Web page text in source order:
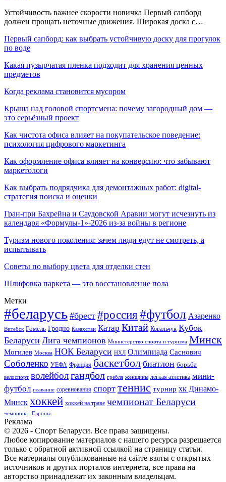
Устойчивость важнее скорости новичка Первый сапборд
должен прощать неточные движения. Широкая доска с…
Первый сапборд: как выбрать устойчивую доску для прогулок
по воде
Какая пузырчатая пленка подходит для хранения ценных
предметов
Когда реклама становится мусором
Крыша над головой спортсмена: почему загородный дом —
это серьёзный проект
Как чистота офиса влияет на покупательское поведение:
психология цифрового маркетинга
Как оформление офиса влияет на конверсию: что забывают
маркетологи
Как выбрать подрядчика для демонтажных работ: digital-
стратегия поиска и оценки
Гран-при Бахрейна и Саудовской Аравии могут исчезнуть из
календаря «Формулы-1»-2026 из-за войны в регионе
Туризм нового поколения: зачем люди едут не смотреть, а
испытывать
Советы по выбору цвета для отделки стен
Шлифовка паркета — это восстановление пола
Метки
#беларусь #брест #россия#футбол Азаренко
Витебск Гомель Гродно Казахстан Катар Китай Ковальчук Кубок
Беларуси Лига чемпионов Министерство спорта и туризма Минск
Могилев Москва НОК Беларуси НХЛ Олимпиада Саснович
Соболенко УЕФА Франция баскетбол биатлон борьба
велоспорт волейболгандбол гребля женщины легкая атлетика мини-
футбол плавание соревнования спорт теннис турнир хк Динамо-
Минск хоккей хоккей на траве чемпионат Беларуси
чемпионат Европы
Реклама
© 2026 - Спорт Беларуси. Все права защищены.
Любое копирование материалов с нашего ресурса разрешается
только с обратной активной ссылкой на страницу статьи.
Все материалы опубликованные на сайте взяты с открытых
источников и других порталов интернета, все права на
авторство принадлежат их законным владельцам.